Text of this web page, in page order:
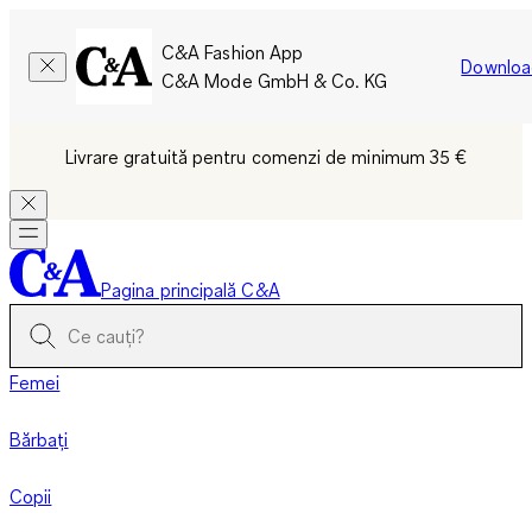
C&A Fashion App
C&A Mode GmbH & Co. KG
Livrare gratuită pentru comenzi de minimum 35 €
Pagina principală C&A
Femei
Bărbați
Copii